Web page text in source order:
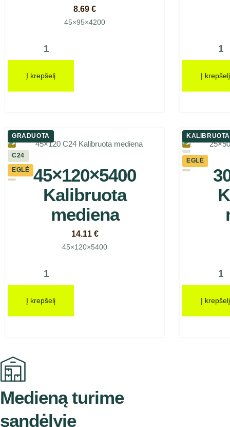
8.69 €
45×95×4200
Į krepšelį Į krepšelį
GRADUOTA
C24
EGLĖ 45×120×5400
Kalibruota
mediena
14.11 €
45×120×5400
Į krepšelį
KALIBRUOTA
EGLĖ
Į krepšelį
Medieną turime
sandėlyje